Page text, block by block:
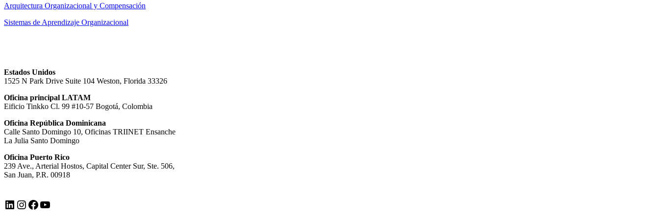
Arquitectura Organizacional y Compensación
Sistemas de Aprendizaje Organizacional
Estados Unidos
1525 N Park Drive Suite 104 Weston, Florida 33326
Oficina principal LATAM
Eificio Tinkko Cl. 99 #10-57 Bogotá, Colombia
Oficina República Dominicana
Calle Santo Domingo 10, Oficinas TRIINET Ensanche
La Julia Santo Domingo
Oficina Puerto Rico
239 Ave., Arterial Hostos, Capital Center Sur, Ste. 506,
San Juan, P.R. 00918
LinkedIn Instagram Facebook YouTube